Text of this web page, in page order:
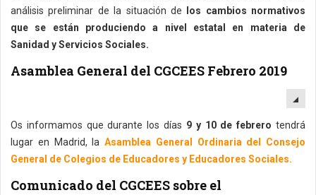
análisis preliminar de la situación de los cambios normativos
que se están produciendo a nivel estatal en materia de
Sanidad y Servicios Sociales.
Asamblea General del CGCEES Febrero 2019
Os informamos que durante los días 9 y 10 de febrero tendrá
lugar en Madrid, la Asamblea General Ordinaria del Consejo
General de Colegios de Educadores y Educadores Sociales.
Comunicado del CGCEES sobre el